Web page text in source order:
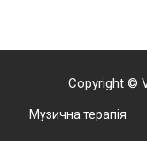
Copyright ©
Музична терапія